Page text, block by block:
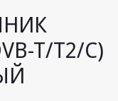
T/T2/C)